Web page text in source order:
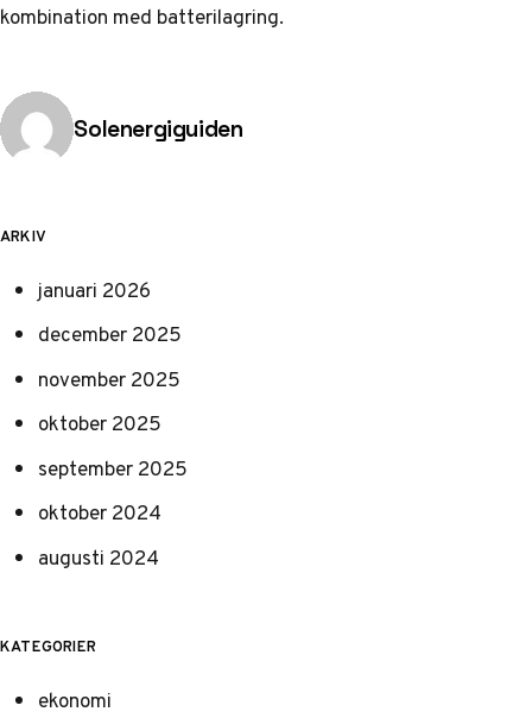
kombination med batterilagring.
Publicerad av
Solenergiguiden
ARKIV
januari 2026
december 2025
november 2025
oktober 2025
september 2025
oktober 2024
augusti 2024
KATEGORIER
ekonomi